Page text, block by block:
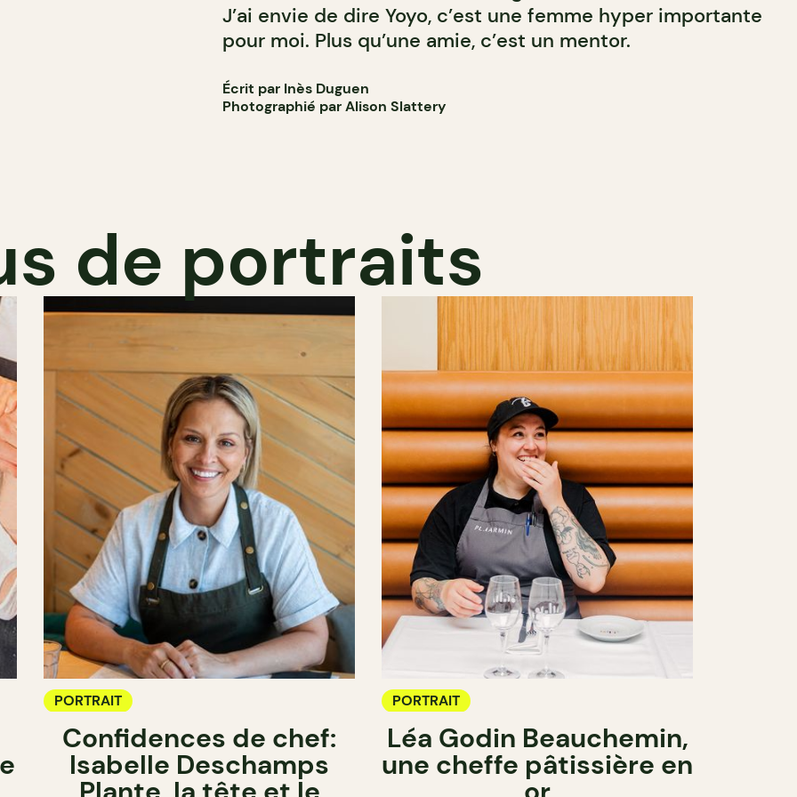
J’ai envie de dire Yoyo, c’est une femme hyper importante
pour moi. Plus qu’une amie, c’est un mentor.
Écrit par Inès Duguen
Photographié par Alison Slattery
de portraits
PORTRAIT
Confidences de chef:
Isabelle Deschamps
PORTRAIT
Léa Godin Beauchemin,
une cheffe pâtissière en